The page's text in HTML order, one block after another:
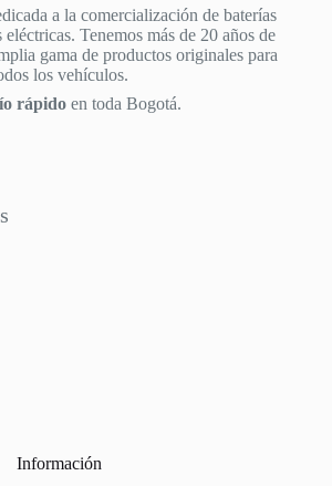
a la comercialización de baterías
Tenemos más de 20 años de
gama de productos originales para
los vehículos.
rápido en toda Bogotá.
Información